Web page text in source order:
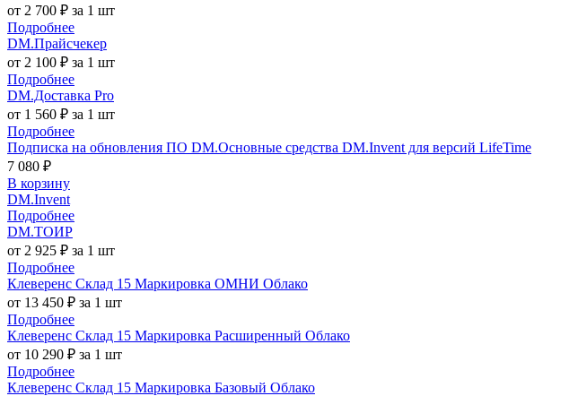
от 2 700 ₽ за 1 шт
Подробнее
DM.Прайсчекер
от 2 100 ₽ за 1 шт
Подробнее
DM.Доставка Pro
от 1 560 ₽ за 1 шт
Подробнее
Подписка на обновления ПО DM.Основные средства DM.Invent для версий LifeTime
7 080 ₽
В корзину
DM.Invent
Подробнее
DM.ТОИР
от 2 925 ₽ за 1 шт
Подробнее
Клеверенс Склад 15 Маркировка ОМНИ Облако
от 13 450 ₽ за 1 шт
Подробнее
Клеверенс Склад 15 Маркировка Расширенный Облако
от 10 290 ₽ за 1 шт
Подробнее
Клеверенс Склад 15 Маркировка Базовый Облако